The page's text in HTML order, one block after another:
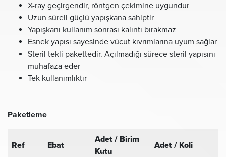
X-ray geçirgendir, röntgen çekimine uygundur
Uzun süreli güçlü yapışkana sahiptir
Yapışkanı kullanım sonrası kalıntı bırakmaz
Esnek yapısı sayesinde vücut kıvrımlarına uyum sağlar
Steril tekli pakettedir. Açılmadığı sürece steril yapısını
muhafaza eder
Tek kullanımlıktır
Paketleme
Ref Ebat
Adet / Birim
Kutu
Adet / Koli